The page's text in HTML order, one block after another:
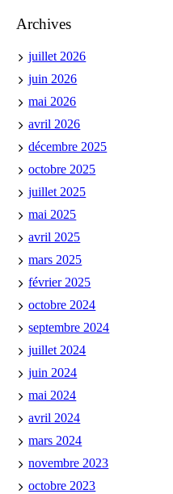
Archives
juillet 2026
juin 2026
mai 2026
avril 2026
décembre 2025
octobre 2025
juillet 2025
mai 2025
avril 2025
mars 2025
février 2025
octobre 2024
septembre 2024
juillet 2024
juin 2024
mai 2024
avril 2024
mars 2024
novembre 2023
octobre 2023